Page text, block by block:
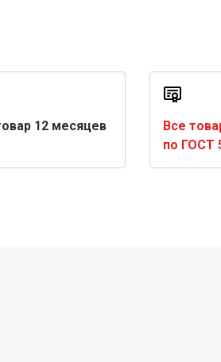
12 месяцев
Все
по ГОСТ